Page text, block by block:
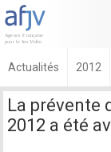
Actualités 2012
La prévente
2012 a été